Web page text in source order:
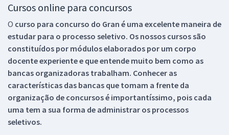
Cursos online para concursos
O curso para concurso do Gran é uma excelente maneira de
estudar para o processo seletivo. Os nossos cursos são
constituídos por módulos elaborados por um corpo
docente experiente e que entende muito bem como as
bancas organizadoras trabalham. Conhecer as
características das bancas que tomam a frente da
organização de concursos é importantíssimo, pois cada
uma tem a sua forma de administrar os processos
seletivos.